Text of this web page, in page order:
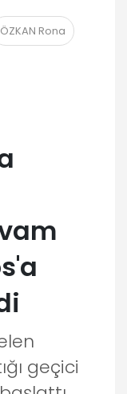
ÖZKAN Rona
geçici